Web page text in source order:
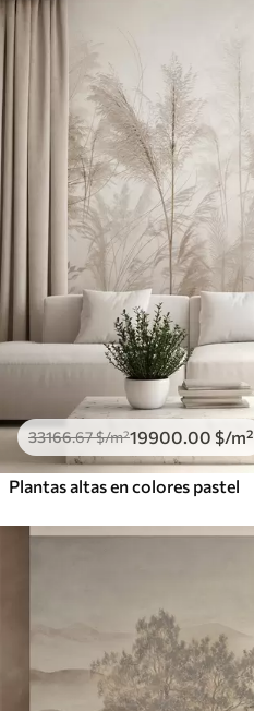
33166.67$/m²19900 .00 $/m²
Plantas altas en colores pastel